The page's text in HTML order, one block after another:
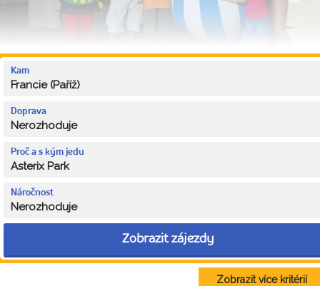
Kam
Francie (Paříž)
Doprava
Nerozhoduje
Proč a s kým jedu
Asterix Park
Náročnost
Nerozhoduje
Zobrazit zájezdy
Zobrazit více kritérií